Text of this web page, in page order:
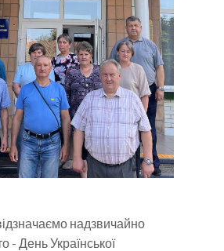
надзвичайно
- День Української